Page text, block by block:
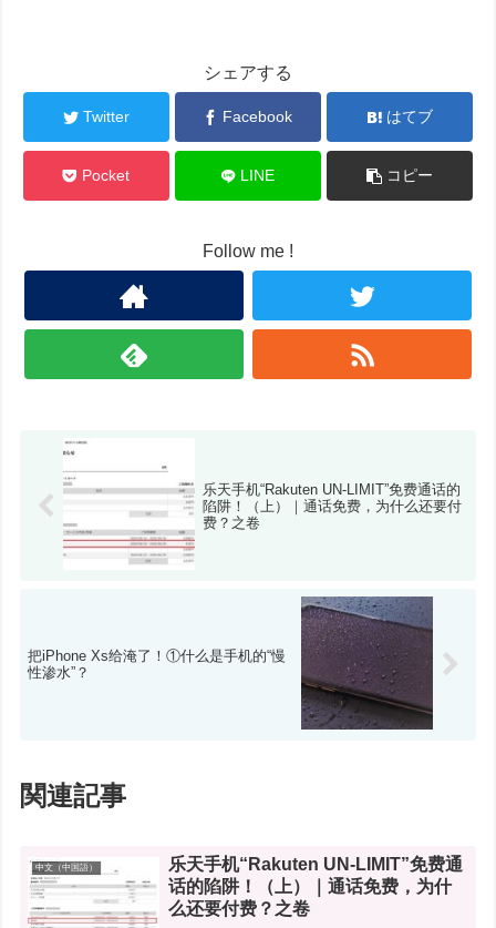
シェアする
Twitter Facebook はてブ
Pocket LINE コピー
Follow me !
乐天手机“Rakuten UN-LIMIT”免费通话的
陷阱！（上）｜通话免费，为什么还要付
费？之卷
把iPhone Xs给淹了！①什么是手机的“慢
性渗水”？
関連記事
中文（中国語）
乐天手机“Rakuten UN-LIMIT”免费通
话的陷阱！（上）｜通话免费，为什
么还要付费？之卷